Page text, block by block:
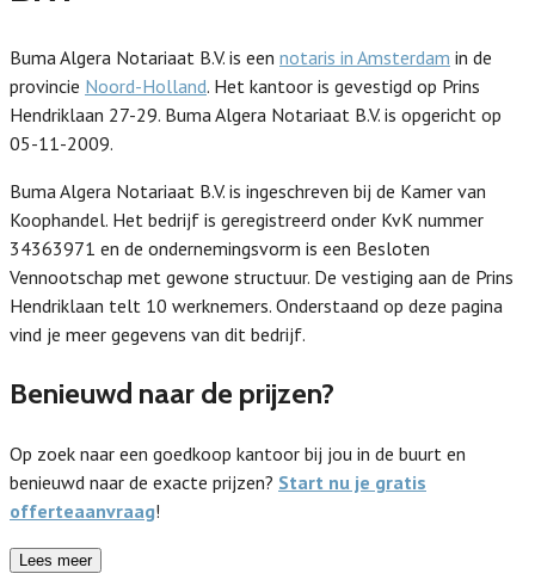
Buma Algera Notariaat B.V. is een notaris in Amsterdam in de
provincie Noord-Holland. Het kantoor is gevestigd op Prins
Hendriklaan 27-29. Buma Algera Notariaat B.V. is opgericht op
05-11-2009.
Buma Algera Notariaat B.V. is ingeschreven bij de Kamer van
Koophandel. Het bedrijf is geregistreerd onder KvK nummer
34363971 en de ondernemingsvorm is een Besloten
Vennootschap met gewone structuur. De vestiging aan de Prins
Hendriklaan telt 10 werknemers. Onderstaand op deze pagina
vind je meer gegevens van dit bedrijf.
Benieuwd naar de prijzen?
Op zoek naar een goedkoop kantoor bij jou in de buurt en
benieuwd naar de exacte prijzen? Start nu je gratis
offerteaanvraag!
Lees meer